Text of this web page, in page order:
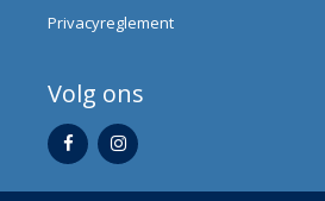
Privacyreglement
Volg ons